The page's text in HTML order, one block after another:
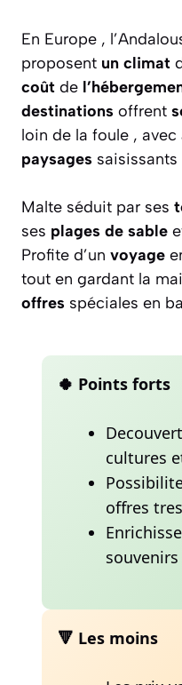
En Europe ,
proposent un climat
coût de
destinations offrent
loin de la foule , avec
paysages saisissants
Malte séduit par ses
ses plages de sable
Profite d’un voyage
tout en gardant la
offres spéciales en
🍀 Points forts
cultures
offres
🔻 Les moins